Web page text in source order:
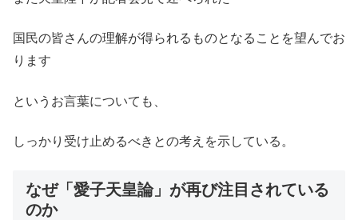
国民の皆さんの理解が得られるものとなることを望んでお
ります
というお言葉についても、
しっかり受け止めるべきとの考えを示している。
なぜ「愛子天皇論」が再び注目されている
のか